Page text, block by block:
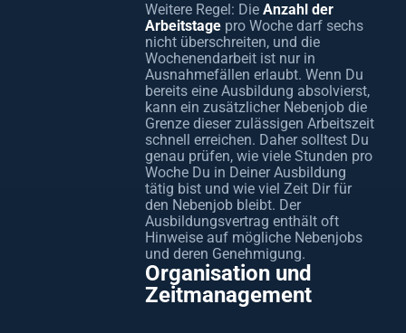
Weitere Regel: Die Anzahl der
Arbeitstage pro Woche darf sechs
nicht überschreiten, und die
Wochenendarbeit ist nur in
Ausnahmefällen erlaubt. Wenn Du
bereits eine Ausbildung absolvierst,
kann ein zusätzlicher Nebenjob die
Grenze dieser zulässigen Arbeitszeit
schnell erreichen. Daher solltest Du
genau prüfen, wie viele Stunden pro
Woche Du in Deiner Ausbildung
tätig bist und wie viel Zeit Dir für
den Nebenjob bleibt. Der
Ausbildungsvertrag enthält oft
Hinweise auf mögliche Nebenjobs
und deren Genehmigung.
Organisation und
Zeitmanagement